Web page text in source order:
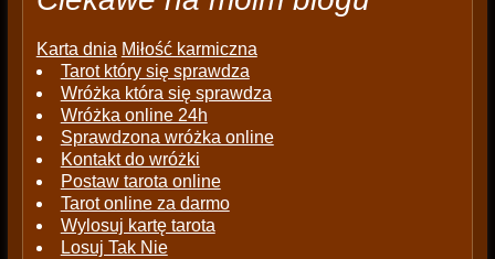
Karta dnia Miłość karmiczna
Tarot który się sprawdza
Wróżka która się sprawdza
Wróżka online 24h
Sprawdzona wróżka online
Kontakt do wróżki
Postaw tarota online
Tarot online za darmo
Wylosuj kartę tarota
Losuj Tak Nie